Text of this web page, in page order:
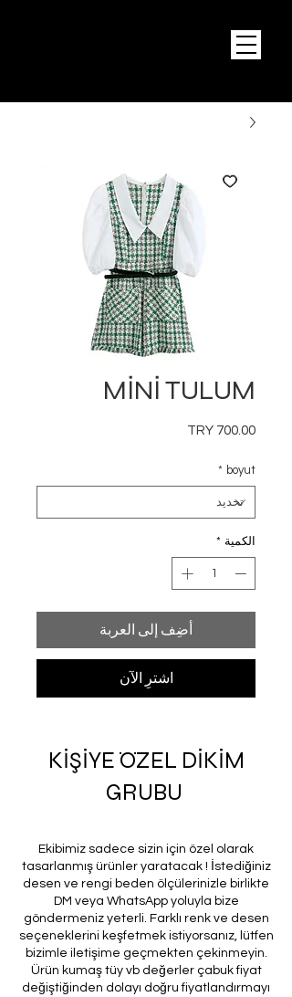
MİNİ TULUM
boyut
*
الكمية *
أضِف إلى العربة
اشترِ الآن
KİŞİYE ÖZEL DİKİM
GRUBU
Ekibimiz sadece sizin için özel olarak
tasarlanmış ürünler yaratacak ! İstediğiniz
desen ve rengi beden ölçülerinizle birlikte
DM veya WhatsApp yoluyla bize
göndermeniz yeterli. Farklı renk ve desen
seçeneklerini keşfetmek istiyorsanız, lütfen
bizimle iletişime geçmekten çekinmeyin.
Ürün kumaş tüy vb değerler çabuk fiyat
değiştiğinden dolayı doğru fiyatlandırmayı